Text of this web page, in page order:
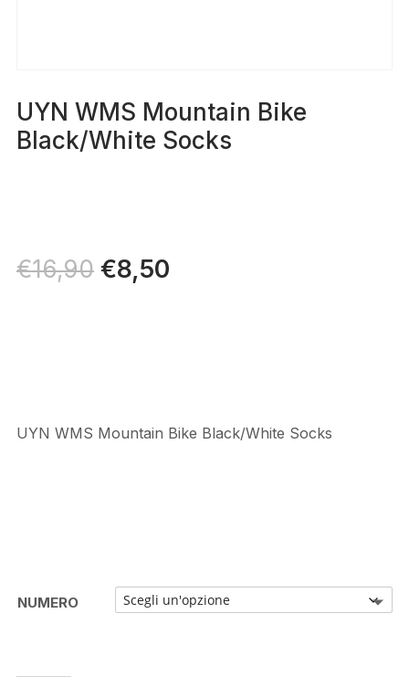
UYN WMS Mountain Bike
Black/White Socks
€16,90 Il
prezzo
€8,50Il
UYN WMS Mountain Bike Black/White Socks
NUMERO